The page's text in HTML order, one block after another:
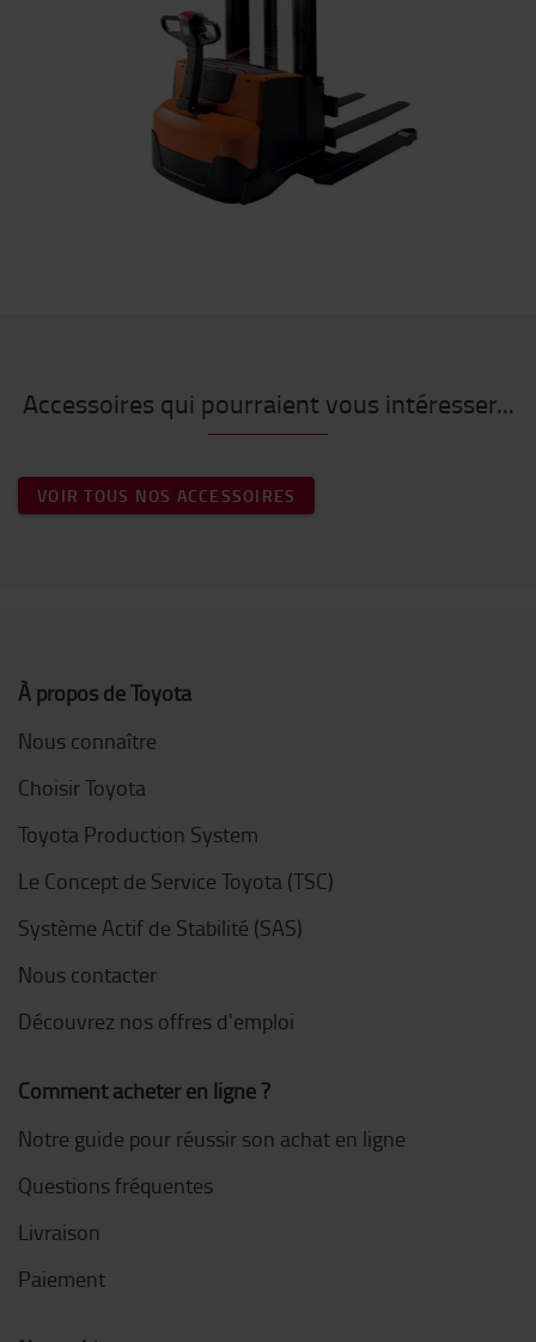
Accessoires qui pourraient vous intéresser...
VOIR TOUS NOS ACCESSOIRES
À propos de Toyota
Nous connaître
Choisir Toyota
Toyota Production System
Le Concept de Service Toyota (TSC)
Système Actif de Stabilité (SAS)
Nous contacter
Découvrez nos offres d'emploi
Comment acheter en ligne ?
Notre guide pour réussir son achat en ligne
Questions fréquentes
Livraison
Paiement